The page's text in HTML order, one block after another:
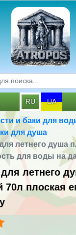
RU UA
и баки для
для душа
летнего душа
для воды на
летнего
70л плоская